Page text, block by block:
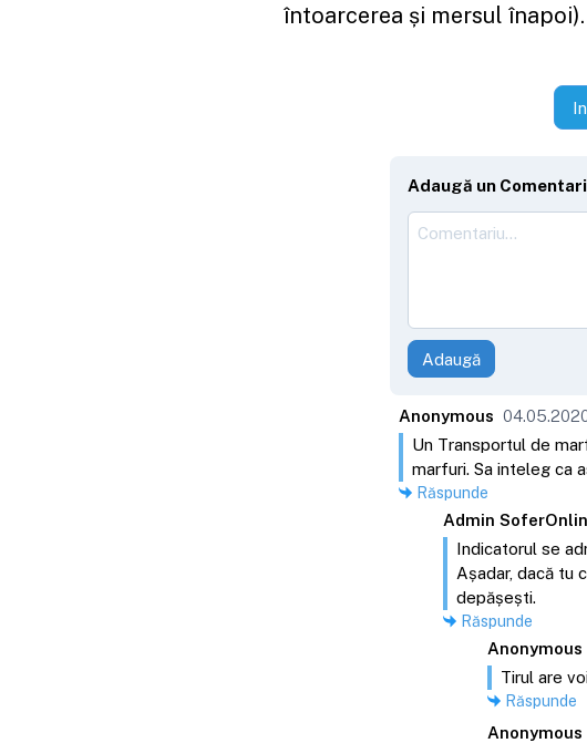
întoarcerea și mersul înapoi).
Adaugă un
Adaugă
Anonymous
Un Transportul de
marfuri. Sa inteleg ca
Răspunde
Admin
Indicatorul se
Așadar, dacă tu
depășești.
Răspunde
Anonymous
Tirul are
Răspunde
Anonymous